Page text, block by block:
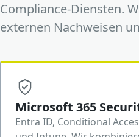
Compliance-Diensten.
externen Nachweisen
Microsoft 365
Entra ID, Conditional